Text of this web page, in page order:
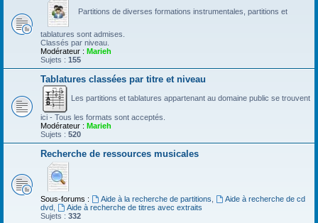
Partitions de diverses formations instrumentales, partitions et
tablatures sont admises.
Classés par niveau.
Modérateur : Marieh
Sujets : 155
Tablatures classées par titre et niveau
Les partitions et tablatures appartenant au domaine public se trouvent
ici - Tous les formats sont acceptés.
Modérateur : Marieh
Sujets : 520
Recherche de ressources musicales
Sous-forums : Aide à la recherche de partitions
Aide à recherche de cd
dvd
Aide à recherche de titres avec extraits
Sujets : 332